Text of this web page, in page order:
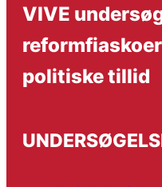
VIVE
politiske tillid